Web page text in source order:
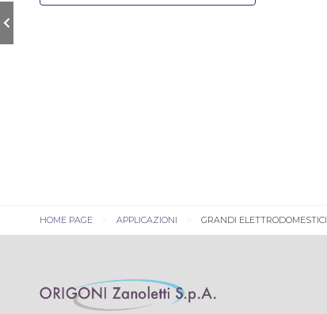
HOME PAGE APPLICAZIONI GRANDI ELETTRODOMESTICI